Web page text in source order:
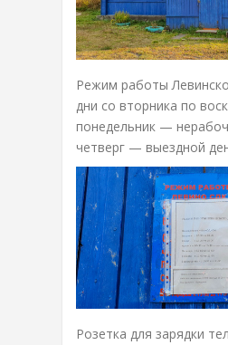
Режим работы
дни со вторника по
понедельник —
четверг — выездной
Розетка для зарядки